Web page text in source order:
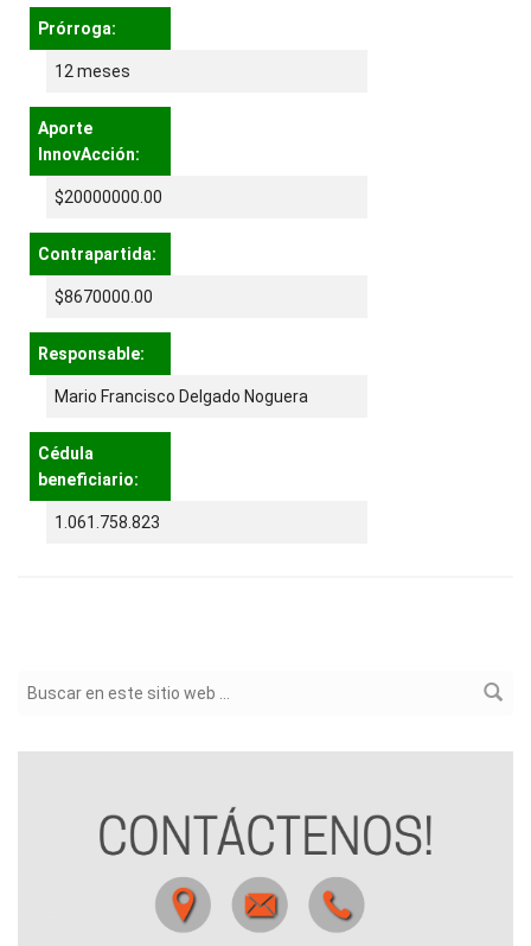
Prórroga:
12 meses
Aporte
InnovAcción:
$20000000.00
Contrapartida:
$8670000.00
Responsable:
Mario Francisco Delgado Noguera
Cédula
beneficiario:
1.061.758.823
Formulario de búsqueda